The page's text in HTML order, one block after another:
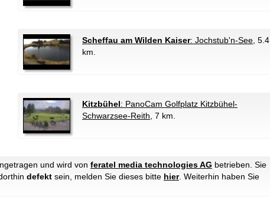
Scheffau am Wilden Kaiser: Jochstub'n-See , 5.4
km.
Kitzbühel: PanoCam Golfplatz Kitzbühel-
Schwarzsee-Reith , 7 km.
und wird von feratel media technologies AG betrieben. Sie
defekt sein, melden Sie dieses bitte hier. Weiterhin haben Sie